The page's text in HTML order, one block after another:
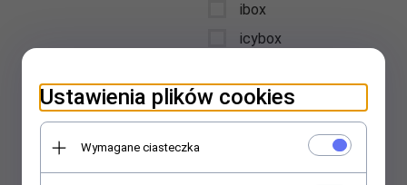
ibox
icybox
intellinet
Interdruk
International Paper
Kwidzyn
Ustawienia plików cookies
Wymagane ciasteczka